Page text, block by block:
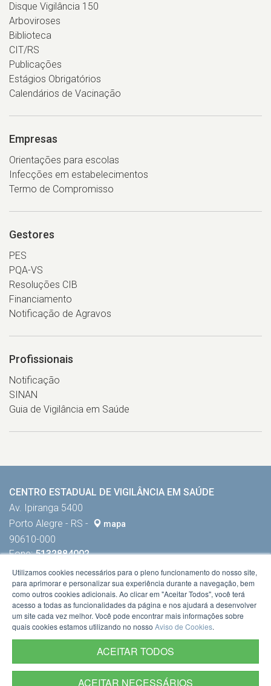
Disque Vigilância 150
Arboviroses
Biblioteca
CIT/RS
Publicações
Estágios Obrigatórios
Calendários de Vacinação
Empresas
Orientações para escolas
Infecções em estabelecimentos
Termo de Compromisso
Gestores
PES
PQA-VS
Resoluções CIB
Financiamento
Notificação de Agravos
Profissionais
Notificação
SINAN
Guia de Vigilância em Saúde
CENTRO ESTADUAL DE VIGILÂNCIA EM SAÚDE
Av. Ipiranga 5400
Porto Alegre - RS -
mapa
90610-000
Fone:5132884002
Utilizamos cookies necessários para o pleno funcionamento do nosso site,
para aprimorar e personalizar sua experiência durante a navegação, bem
como outros cookies adicionais. Ao clicar em "Aceitar Todos", você terá
acesso a todas as funcionalidades da página e nos ajudará a desenvolver
um site cada vez melhor. Você pode encontrar mais informações sobre
quais cookies estamos utilizando no nosso Aviso de Cookies.
ACEITAR TODOS
ACEITAR NECESSÁRIOS